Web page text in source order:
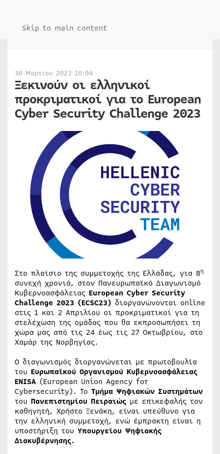
Skip to main content
30 Μαρτίου 2023 10:04
Ξεκινούν οι ελληνικοί
προκριματικοί για το European
Cyber Security Challenge 2023
Στο πλαίσιο της συμμετοχής της Ελλάδας, για 8η
συνεχή χρονιά, στον Πανευρωπαϊκό Διαγωνισμό
Κυβερνοασφάλειας European Cyber Security
Challenge 2023 (ECSC23) διοργανώνονται online
στις 1 και 2 Απριλίου οι προκριματικοί για τη
στελέχωση της ομάδας που θα εκπροσωπήσει τη
χώρα μας από τις 24 έως τις 27 Οκτωβρίου, στο
Χαμάρ της Νορβηγίας.
Ο διαγωνισμός διοργανώνεται με πρωτοβουλία
του Ευρωπαϊκού Οργανισμού Κυβερνοασφάλειας
ENISA (European Union Agency for
Cybersecurity). Το Τμήμα Ψηφιακών Συστημάτων
του Πανεπιστημίου Πειραιώς με επικεφαλής τον
καθηγητή, Χρήστο Ξενάκη, είναι υπεύθυνο για
την ελληνική συμμετοχή, ενώ έμπρακτη είναι η
υποστήριξη του Υπουργείου Ψηφιακής
Διακυβέρνησης.